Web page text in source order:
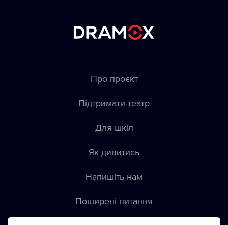
Про проєкт
Підтримати театр
Для шкіл
Як дивитись
Напишіть нам
Пoширені питання